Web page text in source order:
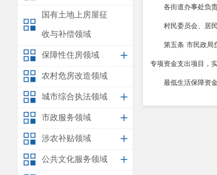
国有土地上房屋征
收与补偿领域
保障性住房领域
农村危房改造领域
城市综合执法领域
市政服务领域
涉农补贴领域
公共文化服务领域
各街道办事处负
村民委员会、居
第五条 市民政局
专项资金支出项目 ，
最低生活保障资